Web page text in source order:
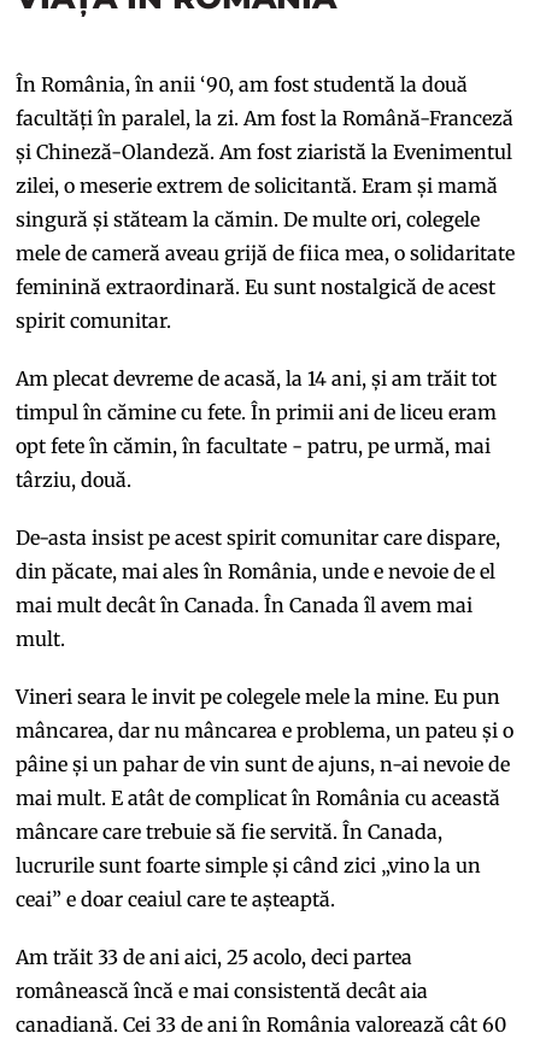
În România, în anii ‘90, am fost studentă la două
facultăți în paralel, la zi. Am fost la Română-Franceză
și Chineză-Olandeză. Am fost ziaristă la Evenimentul
zilei, o meserie extrem de solicitantă. Eram și mamă
singură și stăteam la cămin. De multe ori, colegele
mele de cameră aveau grijă de fiica mea, o solidaritate
feminină extraordinară. Eu sunt nostalgică de acest
spirit comunitar.
Am plecat devreme de acasă, la 14 ani, și am trăit tot
timpul în cămine cu fete. În primii ani de liceu eram
opt fete în cămin, în facultate - patru, pe urmă, mai
târziu, două.
De-asta insist pe acest spirit comunitar care dispare,
din păcate, mai ales în România, unde e nevoie de el
mai mult decât în Canada. În Canada îl avem mai
mult.
Vineri seara le invit pe colegele mele la mine. Eu pun
mâncarea, dar nu mâncarea e problema, un pateu și o
pâine și un pahar de vin sunt de ajuns, n-ai nevoie de
mai mult. E atât de complicat în România cu această
mâncare care trebuie să fie servită. În Canada,
lucrurile sunt foarte simple și când zici „vino la un
ceai” e doar ceaiul care te așteaptă.
Am trăit 33 de ani aici, 25 acolo, deci partea
românească încă e mai consistentă decât aia
canadiană. Cei 33 de ani în România valorează cât 60